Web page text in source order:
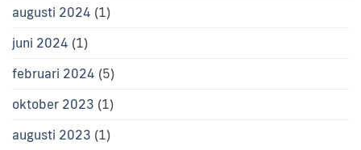
augusti 2024 (1)
juni 2024 (1)
februari 2024 (5)
oktober 2023 (1)
augusti 2023 (1)